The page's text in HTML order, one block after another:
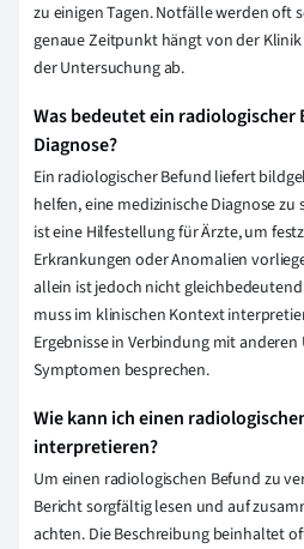
zu einigen Tagen. Notfälle werden oft
genaue Zeitpunkt hängt von der
der Untersuchung ab.
Was bedeutet ein radiologischer
Diagnose?
Ein radiologischer Befund liefert
helfen, eine medizinische Diagnose
ist eine Hilfestellung für Ärzte, um
Erkrankungen oder Anomalien
allein ist jedoch nicht
muss im klinischen Kontext
Ergebnisse in Verbindung mit
Symptomen besprechen.
Wie kann ich einen
interpretieren?
Um einen radiologischen Befund zu
Bericht sorgfältig lesen und auf
achten. Die Beschreibung beinhaltet